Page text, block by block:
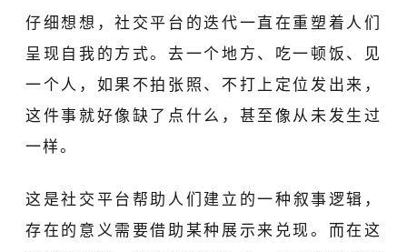
仔细想想，社交平台的迭代一直在重塑着人们
呈现自我的方式。去一个地方、吃一顿饭、见
一个人，如果不拍张照、不打上定位发出来，
这件事就好像缺了点什么，甚至像从未发生过
一样。
这是社交平台 帮助人们 建立的一种 叙事逻辑 ，
存在的意义需要借助某种展示来兑现。而在这